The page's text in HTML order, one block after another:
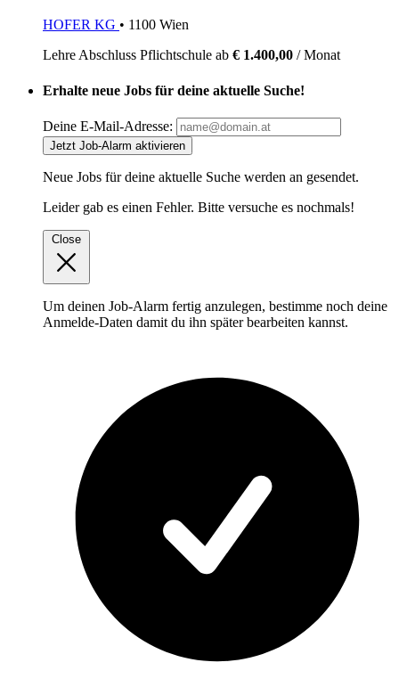
HOFER KG • 1100 Wien
LehreAbschluss Pflichtschule ab € 1.400,00 / Monat
Erhalte neue Jobs für deine aktuelle Suche!
Deine E-Mail-Adresse:
Jetzt Job-Alarm aktivieren
Neue Jobs für deine aktuelle Suche werden an gesendet.
Leider gab es einen Fehler. Bitte versuche es nochmals!
Close
Um deinen Job-Alarm fertig anzulegen, bestimme noch deine
Anmelde-Daten damit du ihn später bearbeiten kannst.